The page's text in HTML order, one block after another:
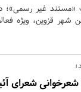
غیر رسمی»؛
شهر قزوین، ویژه
شعرای